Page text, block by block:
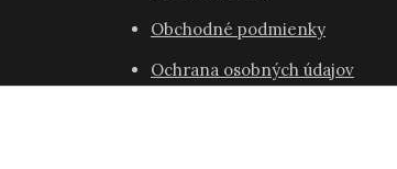
Obchodné podmienky
Ochrana osobných údajov